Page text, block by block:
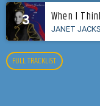
3 When I
JANET
FULL TRACKLIST